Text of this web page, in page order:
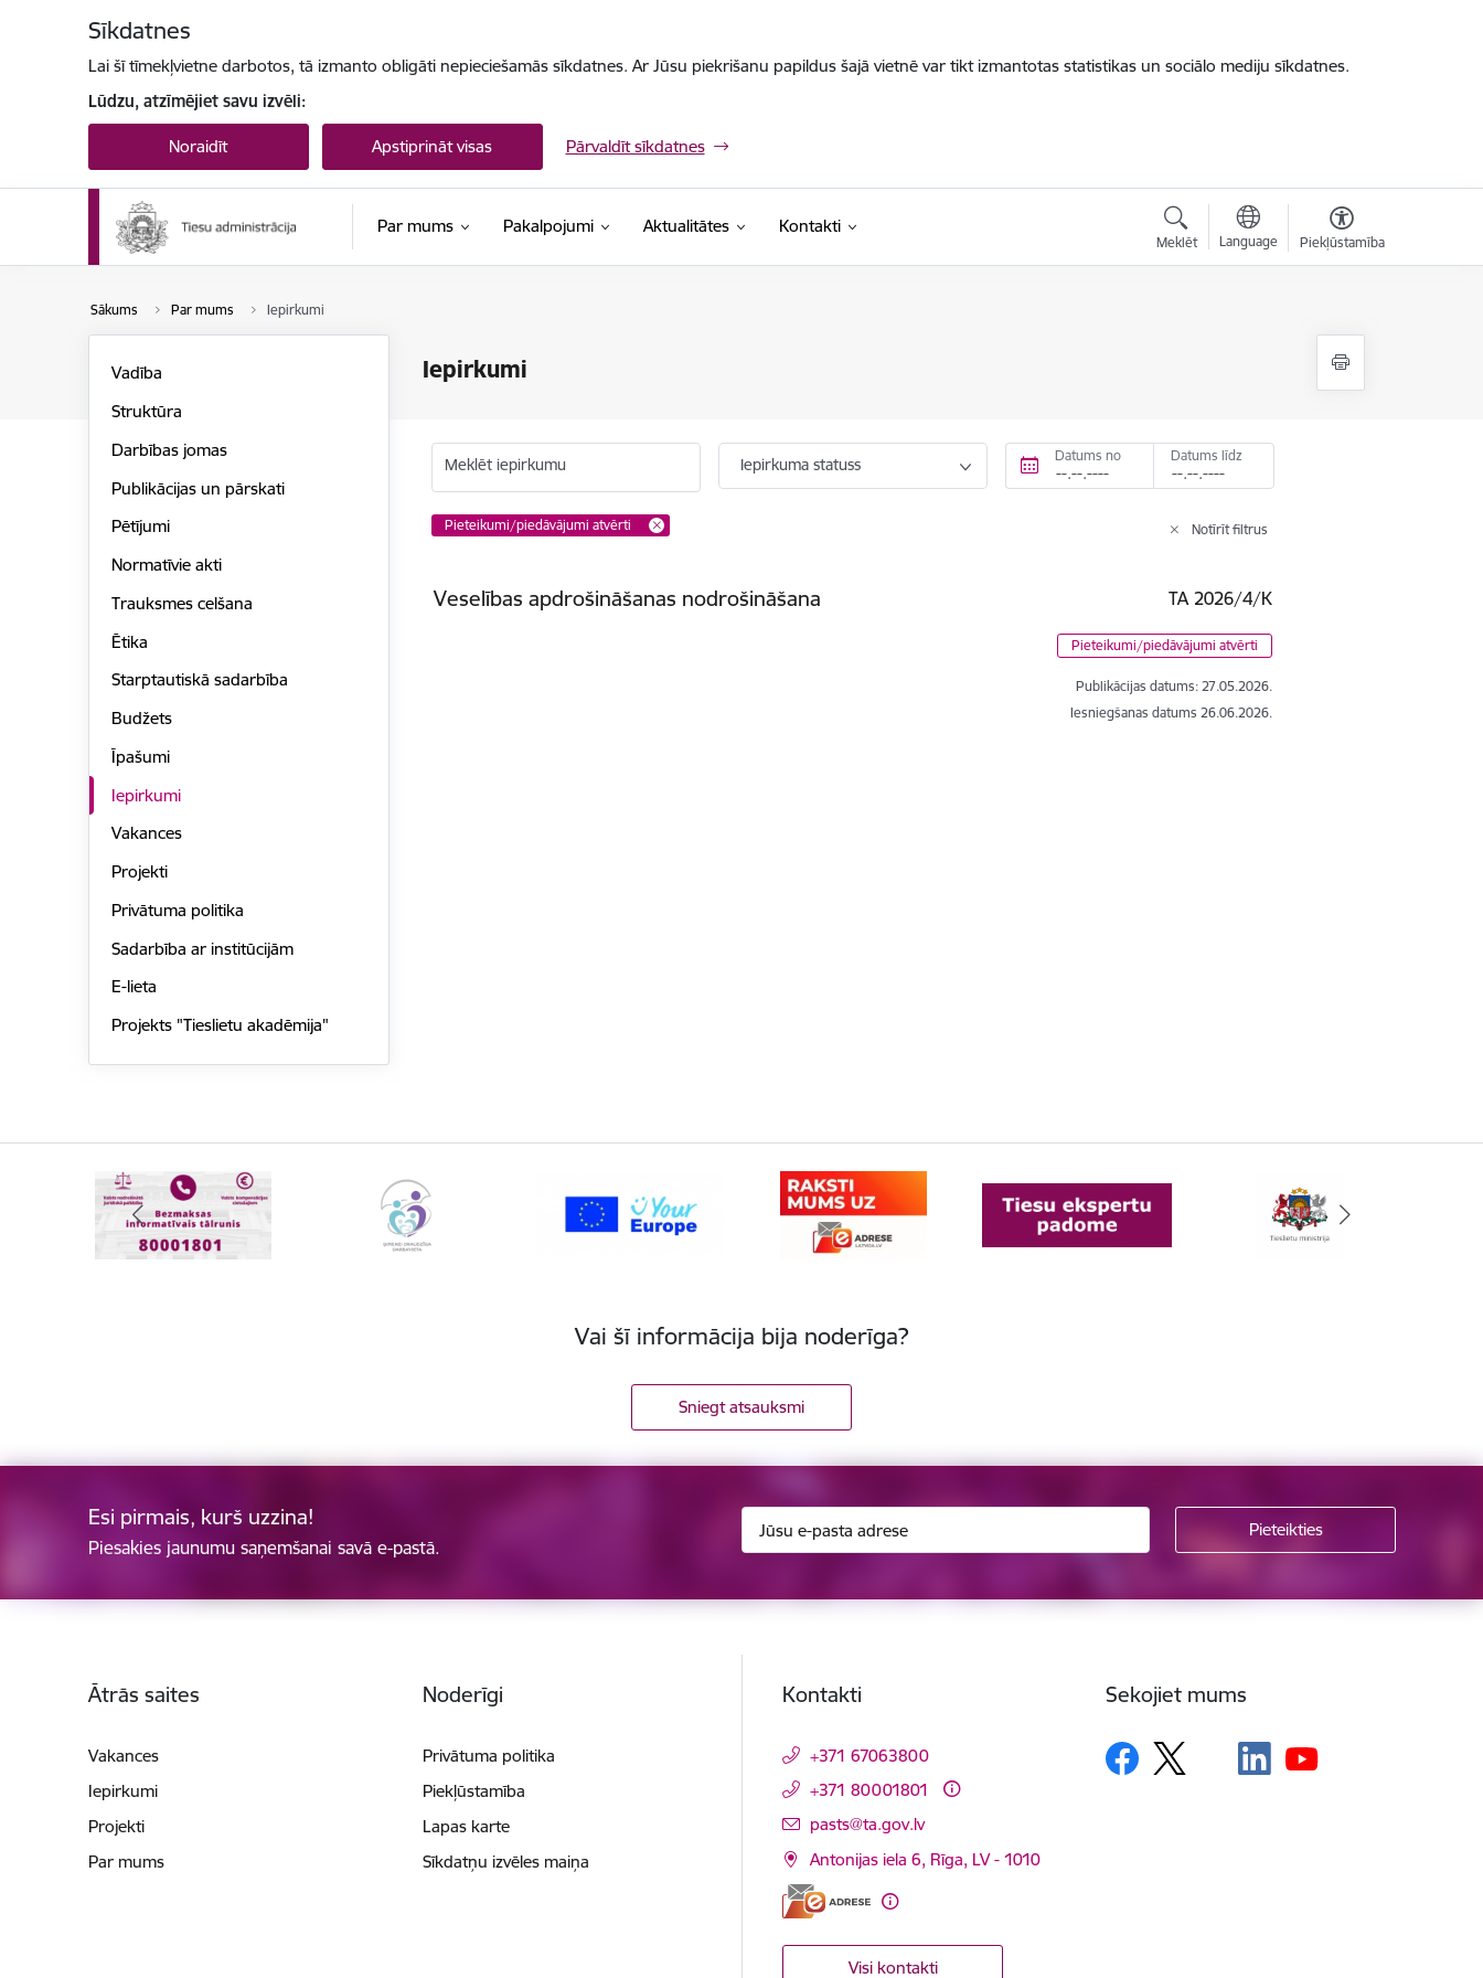
Sīkdatnes
Lai šī tīmekļvietne darbotos, tā izmanto obligāti nepieciešamās sīkdatnes. Ar Jūsu piekrišanu papildus šajā vietnē var tikt izmantotas statistikas un sociālo mediju sīkdatnes.
Lūdzu, atzīmējiet savu izvēli:
Noraidīt Apstiprināt visas Pārvaldīt sīkdatnes
Par mums Pakalpojumi Aktualitātes Kontakti
Meklēt Language Piekļūstamība
Sākums Par mums Iepirkumi
Iepirkumi
Vadība
Struktūra
Darbības jomas
Publikācijas un pārskati
Pētījumi
Normatīvie akti
Trauksmes celšana
Ētika
Starptautiskā sadarbība
Budžets
Īpašumi
Iepirkumi
Vakances
Projekti
Privātuma politika
Sadarbība ar institūcijām
E-lieta
Projekts "Tieslietu akadēmija"
Meklēt iepirkumu Iepirkuma statuss Datums no Datums līdz
Pieteikumi/piedāvājumi atvērti Notīrīt filtrus
Veselības apdrošināšanas nodrošināšana TA 2026/4/K
Pieteikumi/piedāvājumi atvērti
Publikācijas datums: 27.05.2026.
Iesniegšanas datums 26.06.2026.
Vai šī informācija bija noderīga?
Sniegt atsauksmi
Esi pirmais, kurš uzzina!
Piesakies jaunumu saņemšanai savā e-pastā.
Ātrās saites
Vakances
Iepirkumi
Projekti
Par mums
Noderīgi
Privātuma politika
Piekļūstamība
Lapas karte
Sīkdatņu izvēles maiņa
Kontakti
+371 67063800
+371 80001801
E-pasts:
pasts@ta.gov.lv
Antonijas iela 6, Rīga, LV - 1010
Visi kontakti
Sekojiet mums